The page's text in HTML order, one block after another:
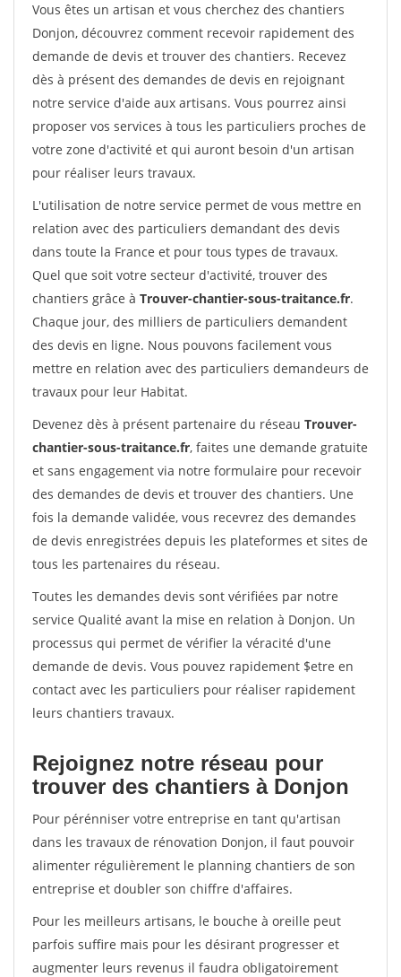
Vous êtes un artisan et vous cherchez des chantiers
Donjon, découvrez comment recevoir rapidement des
demande de devis et trouver des chantiers. Recevez
dès à présent des demandes de devis en rejoignant
notre service d'aide aux artisans. Vous pourrez ainsi
proposer vos services à tous les particuliers proches de
votre zone d'activité et qui auront besoin d'un artisan
pour réaliser leurs travaux.
L'utilisation de notre service permet de vous mettre en
relation avec des particuliers demandant des devis
dans toute la France et pour tous types de travaux.
Quel que soit votre secteur d'activité, trouver des
chantiers grâce à Trouver-chantier-sous-traitance.fr.
Chaque jour, des milliers de particuliers demandent
des devis en ligne. Nous pouvons facilement vous
mettre en relation avec des particuliers demandeurs de
travaux pour leur Habitat.
Devenez dès à présent partenaire du réseau Trouver-
chantier-sous-traitance.fr, faites une demande gratuite
et sans engagement via notre formulaire pour recevoir
des demandes de devis et trouver des chantiers. Une
fois la demande validée, vous recevrez des demandes
de devis enregistrées depuis les plateformes et sites de
tous les partenaires du réseau.
Toutes les demandes devis sont vérifiées par notre
service Qualité avant la mise en relation à Donjon. Un
processus qui permet de vérifier la véracité d'une
demande de devis. Vous pouvez rapidement $etre en
contact avec les particuliers pour réaliser rapidement
leurs chantiers travaux.
Rejoignez notre réseau pour
trouver des chantiers à Donjon
Pour pérénniser votre entreprise en tant qu'artisan
dans les travaux de rénovation Donjon, il faut pouvoir
alimenter régulièrement le planning chantiers de son
entreprise et doubler son chiffre d'affaires.
Pour les meilleurs artisans, le bouche à oreille peut
parfois suffire mais pour les désirant progresser et
augmenter leurs revenus il faudra obligatoirement